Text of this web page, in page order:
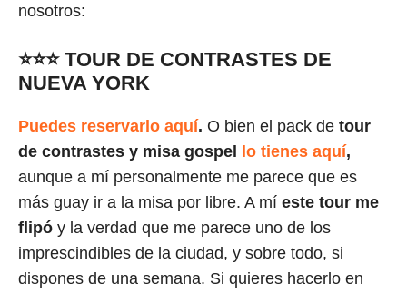
nosotros:
⭐⭐⭐ TOUR DE CONTRASTES DE
NUEVA YORK
Puedes reservarlo aquí. O bien el pack de tour
de contrastes y misa gospel lo tienes aquí,
aunque a mí personalmente me parece que es
más guay ir a la misa por libre. A mí este tour me
flipó y la verdad que me parece uno de los
imprescindibles de la ciudad, y sobre todo, si
dispones de una semana. Si quieres hacerlo en